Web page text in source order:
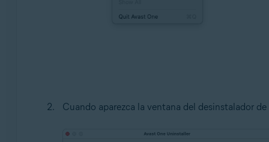
Cuando aparezca la ventana del desinstalador